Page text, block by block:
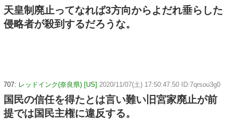
天皇制廃止ってなれば3方向からよだれ垂らした
侵略者が殺到するだろうな。
707: レッドインク(奈良県) [US] 2020/11/07(土) 17:50:47.50 ID:7qrsou3g0
国民の信任を得たとは言い難い旧宮家廃止が前
提では国民主権に違反する。